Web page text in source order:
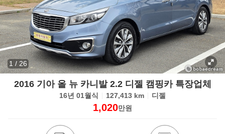
1 /26
2016 기아 올 뉴 카니발 2.2 디젤 캠핑카 특장업체
16년 01월식 127,413 km 디젤
1,020만원